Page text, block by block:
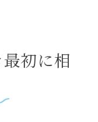
初に相